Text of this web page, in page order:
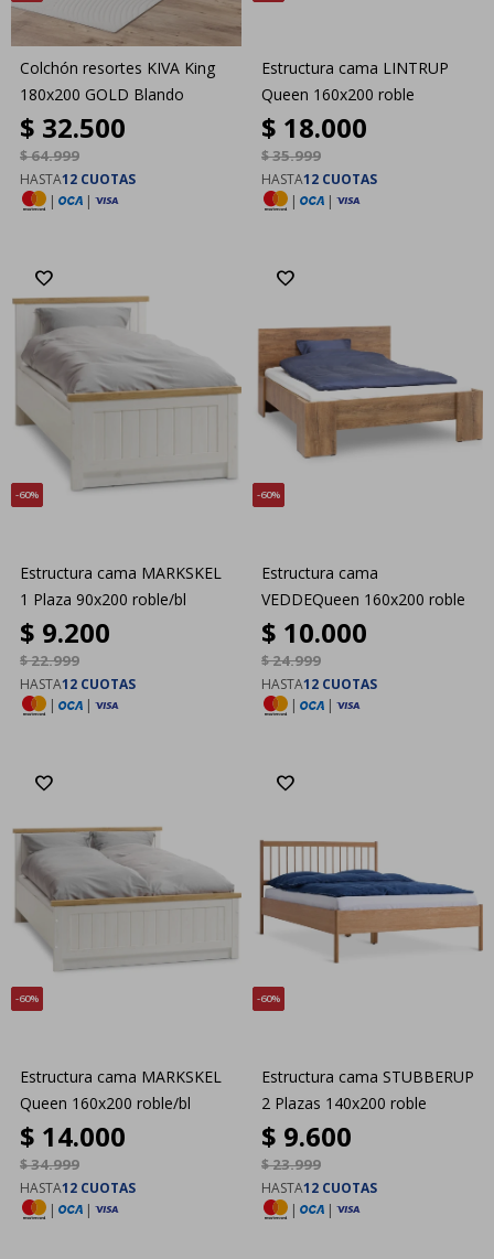
Colchón resortes KIVA King
180x200 GOLD Blando
$ 32.500
$64.999
HASTA12 CUOTAS
|
|
Estructura cama LINTRUP
Queen 160x200 roble
$ 18.000
$35.999
HASTA12 CUOTAS
|
|
60
Estructura cama MARKSKEL
1 Plaza 90x200 roble/bl
$ 9.200
$22.999
HASTA12 CUOTAS
|
|
60
Estructura cama
VEDDEQueen 160x200 roble
$ 10.000
$24.999
HASTA12 CUOTAS
|
|
60
Estructura cama MARKSKEL
Queen 160x200 roble/bl
$ 14.000
$34.999
HASTA12 CUOTAS
|
|
60
Estructura cama STUBBERUP
2 Plazas 140x200 roble
$ 9.600
$23.999
HASTA12 CUOTAS
|
|